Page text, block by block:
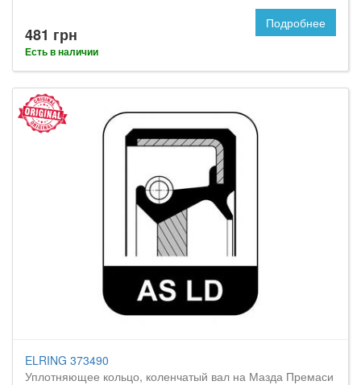
481 грн
Есть в наличии
Подробнее
ELRING 373490
Уплотняющее кольцо, коленчатый вал на Мазда Премаси